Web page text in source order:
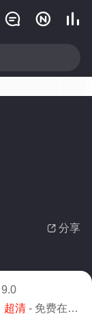
  
 分享
9.0
超清- 免费在线观看